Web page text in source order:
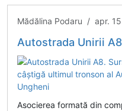
Mădălina Podaru / apr. 15
Autostrada Unirii A8. Surse: Italienii de la Itinera -
Asocierea formată din